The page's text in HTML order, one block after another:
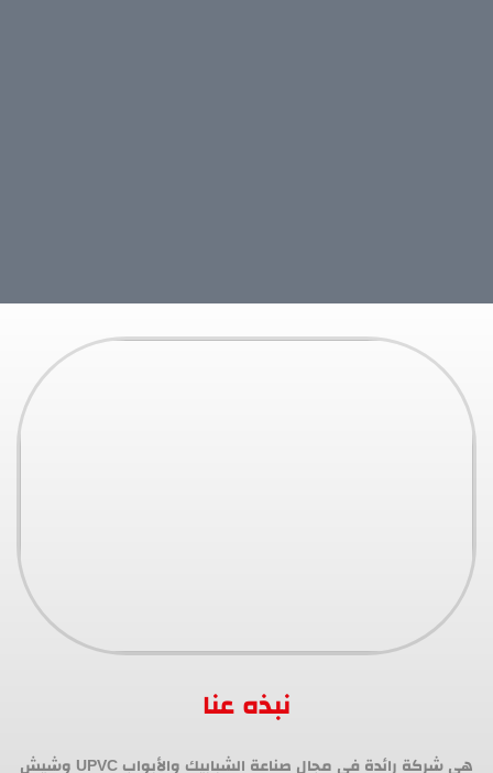
نبذه عنا
هي شركة رائدة في مجال صناعة الشبابيك والأبواب UPVC وشيش